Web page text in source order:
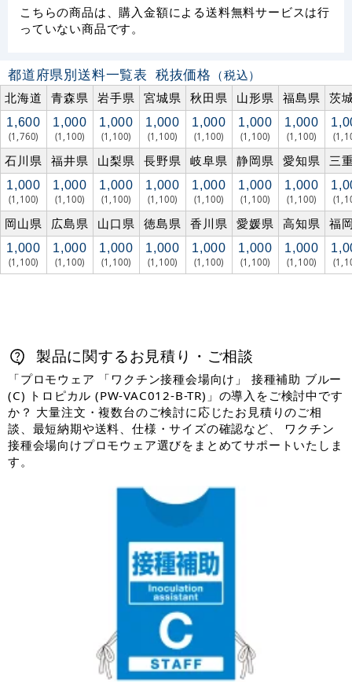
こちらの商品は、購入金額による送料無料サービスは行
っていない商品です。
都道府県別送料一覧表 税抜価格 （税込）
北海道
青森県 岩手県 宮城県 秋田県 山形県 福島県 茨
1,600
(1,760)
1,000
(1,100)
1,000
(1,100)
1,000
(1,100)
1,000
(1,100)
1,000
(1,100)
1,000
(1,100)
石川県 福井県 山梨県 長野県 岐阜県 静岡県 愛知県 三
1,000
(1,100)
1,000
(1,100)
1,000
(1,100)
1,000
(1,100)
1,000
(1,100)
1,000
(1,100)
1,000
(1,100)
岡山県 広島県 山口県 徳島県 香川県 愛媛県 高知県 福
1,000
(1,100)
1,000
(1,100)
1,000
(1,100)
1,000
(1,100)
1,000
(1,100)
1,000
(1,100)
1,000
(1,100)
製品に関するお見積り・ご相談
「プロモウェア 「ワクチン接種会場向け」 接種補助 ブルー
(C) トロピカル (PW-VAC012-B-TR)」の導入をご検討中です
か？ 大量注文・複数台のご検討に応じたお見積りのご相
談、最短納期や送料、仕様・サイズの確認など、 ワクチン
接種会場向けプロモウェア選びをまとめてサポートいたしま
す。